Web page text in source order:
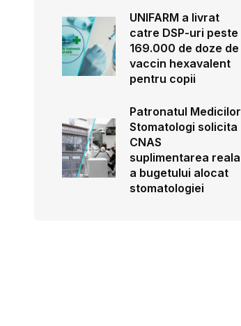
UNIFARM a livrat
catre DSP-uri peste
169.000 de doze de
vaccin hexavalent
pentru copii
Patronatul Medicilor
Stomatologi solicita
CNAS
suplimentarea reala
a bugetului alocat
stomatologiei